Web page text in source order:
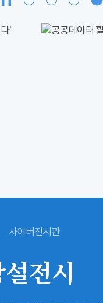
사이버전시관
전시